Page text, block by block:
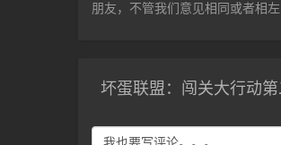
朋友，不管我们意见相同或者相左
坏蛋联盟：闯关大行动